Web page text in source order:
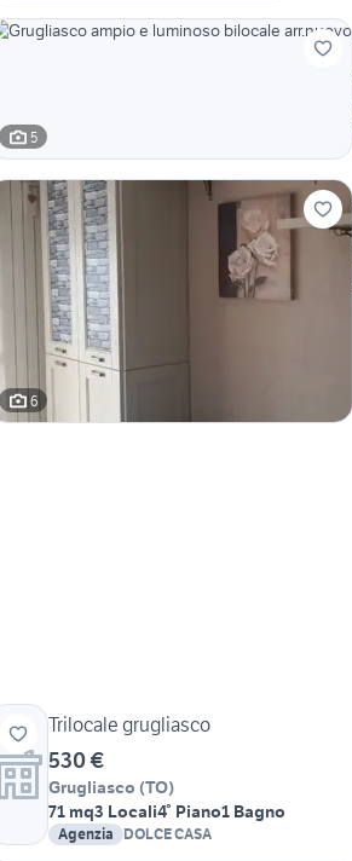
5
6
Trilocale grugliasco
530 €
Grugliasco (TO)
71 mq3 Locali4° Piano1 Bagno
Agenzia DOLCE CASA